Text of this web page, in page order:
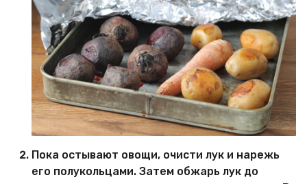
Пока остывают овощи, очисти лук и нарежь
его полукольцами. Затем обжарь лук до